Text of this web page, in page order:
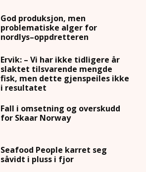
God produksjon, men
problematiske alger for
nordlys–oppdretteren
Ervik: – Vi har ikke tidligere år
slaktet tilsvarende mengde
fisk, men dette gjenspeiles ikke
i resultatet
Fall i omsetning og overskudd
for Skaar Norway
Seafood People karret seg
såvidt i pluss i fjor